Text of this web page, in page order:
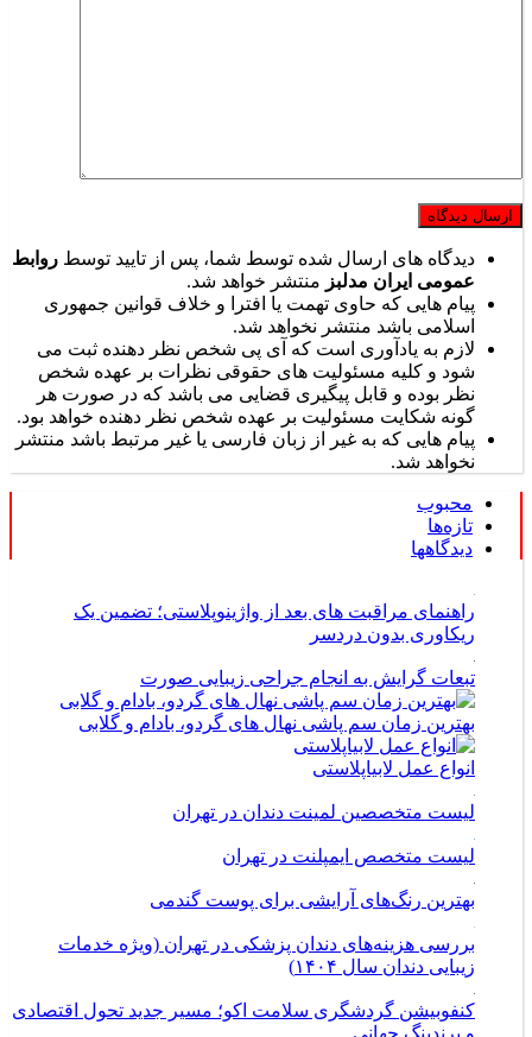
دیدگاه های ارسال شده توسط شما، پس از تایید توسط روابط
عمومی ایران مدلبز منتشر خواهد شد.
پیام هایی که حاوی تهمت یا افترا و خلاف قوانین جمهوری
اسلامی باشد منتشر نخواهد شد.
لازم به یادآوری است که آی پی شخص نظر دهنده ثبت می
شود و کلیه مسئولیت های حقوقی نظرات بر عهده شخص
نظر بوده و قابل پیگیری قضایی می باشد که در صورت هر
گونه شکایت مسئولیت بر عهده شخص نظر دهنده خواهد بود.
پیام هایی که به غیر از زبان فارسی یا غیر مرتبط باشد منتشر
نخواهد شد.
محبوب
تازه‌ها
دیدگاهها
راهنمای مراقبت های بعد از واژینوپلاستی؛ تضمین یک
ریکاوری بدون دردسر
تبعات گرایش به انجام جراحی زیبایی صورت
بهترین زمان سم پاشی نهال های گردو، بادام و گلابی
انواع عمل لابیاپلاستی
لیست متخصصین لمینت دندان در تهران
لیست متخصص ایمپلنت در تهران
بهترین رنگ‌های آرایشی برای پوست گندمی
بررسی هزینه‌های دندان پزشکی در تهران (ویژه خدمات
زیبایی دندان سال ۱۴۰۴)
کنفوبیشن گردشگری سلامت اکو؛ مسیر جدید تحول اقتصادی